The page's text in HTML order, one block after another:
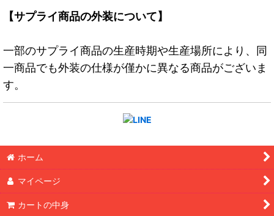
【サプライ商品の外装について】
一部のサプライ商品の生産時期や生産場所により、同
一商品でも外装の仕様が僅かに異なる商品がございま
す。
ホーム
マイページ
カートの中身